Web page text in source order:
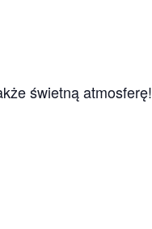
świetną atmosferę!